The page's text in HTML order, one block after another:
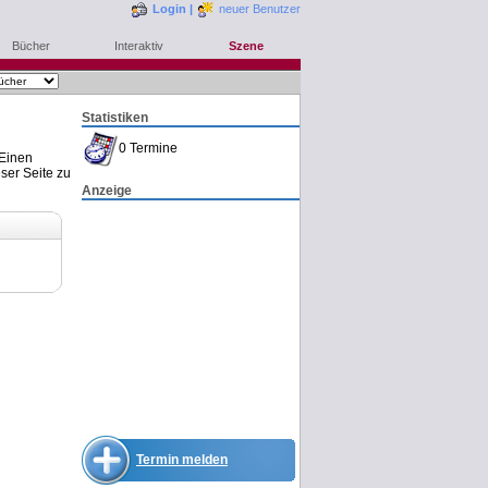
Login | neuer Benutzer
Bücher Interaktiv Szene
Statistiken
0 Termine
Anzeige
Termin melden
Seite zu